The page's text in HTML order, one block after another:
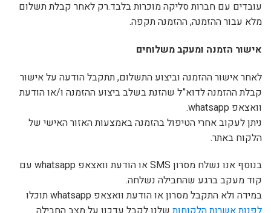
עובדים עם חברות סליקה מוכרות בלבד.רק לאחר קבלת תשלום
מלא עבור ההזמנה, ההזמנה תקפה.
אישור הזמנה ומעקב משלוחים
לאחר אישור ההזמנה וביצוע התשלום, תתקבל הודעה על אישור
קבלת ההזמנה לדוא”ל שהזנת בשלב ביצוע ההזמנה ו/או הודעת
וואצאפ whatsapp.
ניתן לעקוב אחרי הטיפול בהזמנה באמצעות האזור האישי של
הלקוח באתר.
בנוסף אנו נשלח מסרון SMS או הודעת וואצאפ whatsapp עם
קוד מעקב ברגע שהחבילה נשלחה.
במידה ולא התקבל מסרון או הודעת וואצאפ whatsapp תוכלו